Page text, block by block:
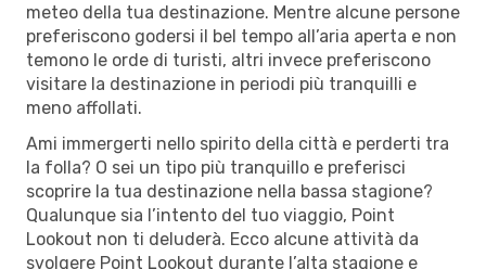
meteo della tua destinazione. Mentre alcune persone
preferiscono godersi il bel tempo all’aria aperta e non
temono le orde di turisti, altri invece preferiscono
visitare la destinazione in periodi più tranquilli e
meno affollati.
Ami immergerti nello spirito della città e perderti tra
la folla? O sei un tipo più tranquillo e preferisci
scoprire la tua destinazione nella bassa stagione?
Qualunque sia l’intento del tuo viaggio, Point
Lookout non ti deluderà. Ecco alcune attività da
svolgere Point Lookout durante l’alta stagione e